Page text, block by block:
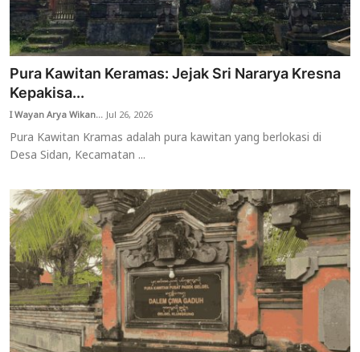
Alam Bali
Seni
Kisah
Usadha
Indonesia
Pura Kawitan Keramas: Jejak Sri Nararya Kresna
Kepakisa...
I Wayan Arya Wikan...Jul 26, 2026
Pura Kawitan Kramas adalah pura kawitan yang berlokasi di
Desa Sidan, Kecamatan ...